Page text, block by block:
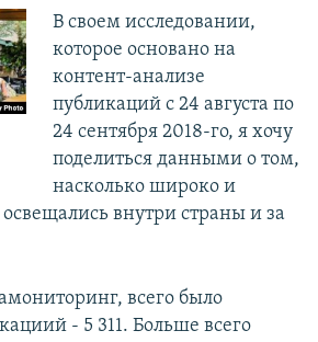
В своем исследовании,
которое основано на
контент-анализе
публикаций с 24 августа по
24 сентября 2018-го, я хочу
поделиться данными о том,
насколько широко и
внутри страны и за
всего было
- 5 311. Больше всего